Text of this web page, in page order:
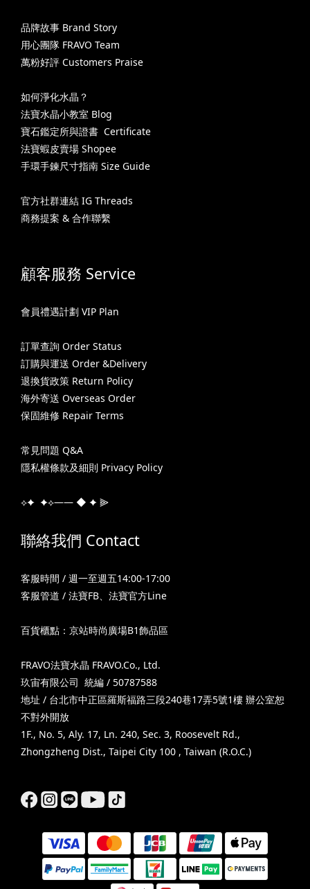
品牌故事 Brand Story
用心團隊 FRAVO Team
萬粉好評 Customers Praise
如何淨化水晶？
法寶水晶小教室 Blog
寶石鑑定所與證書 Certificate
法寶蝦皮賣場 Shopee
手環手鍊尺寸指南 Size Guide
官方社群連結 IG Threads
商務提案 & 合作聯繫
顧客服務 Service
會員禮遇計劃 VIP Plan
訂單查詢 Order Status
訂購與運送 Order &Delivery
退換貨政策 Return Policy
海外寄送 Overseas Order
保固維修 Repair Terms
常見問題 Q&A
隱私權條款及細則 Privacy Policy
⟡✦ ✦⟡—— ◆ ✦ ⫸
聯絡我們 Contact
客服時間 / 週一至週五14:00-17:00
客服管道 / 法寶FB、 法寶官方Line
百貨櫃點：京站時尚廣場B1飾品區
FRAVO法寶水晶 FRAVO.Co., Ltd.
玖宙有限公司 統編 / 50787588
地址 / 台北市中正區羅斯福路三段240巷17弄5號1樓 辦公室恕
不對外開放
1F., No. 5, Aly. 17, Ln. 240, Sec. 3, Roosevelt Rd.,
Zhongzheng Dist., Taipei City 100 , Taiwan (R.O.C.)